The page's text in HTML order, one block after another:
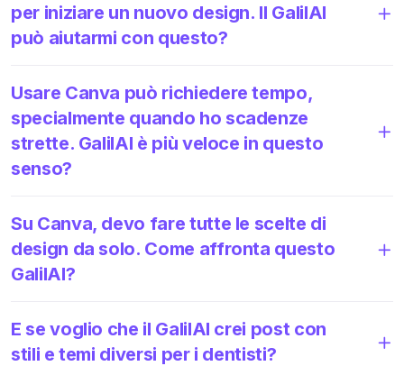
per iniziare un nuovo design. Il GalilAI
può aiutarmi con questo?
Usare Canva può richiedere tempo,
specialmente quando ho scadenze
strette. GalilAI è più veloce in questo
senso?
Su Canva, devo fare tutte le scelte di
design da solo. Come affronta questo
GalilAI?
E se voglio che il GalilAI crei post con
stili e temi diversi per i dentisti?